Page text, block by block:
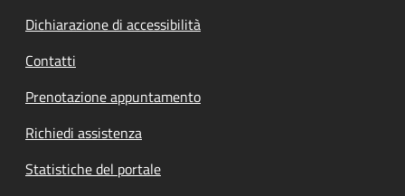
Dichiarazione di accessibilità
Contatti
Prenotazione appuntamento
Richiedi assistenza
Statistiche del portale